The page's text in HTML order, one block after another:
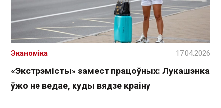
«Экстрэмісты» замест працоўных: Лукашэнка
ўжо не ведае, куды вядзе краіну
Эканоміка 17.04.2026